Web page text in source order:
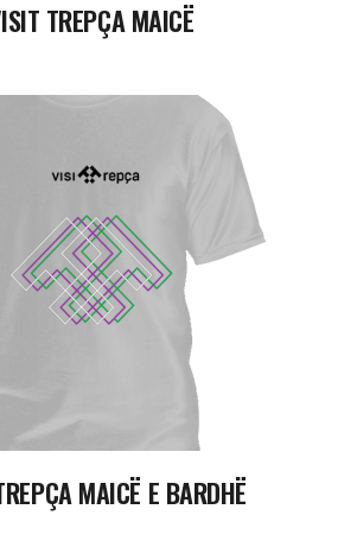
TREPÇA MAICË
READ MORE
MAICË E BARDHË